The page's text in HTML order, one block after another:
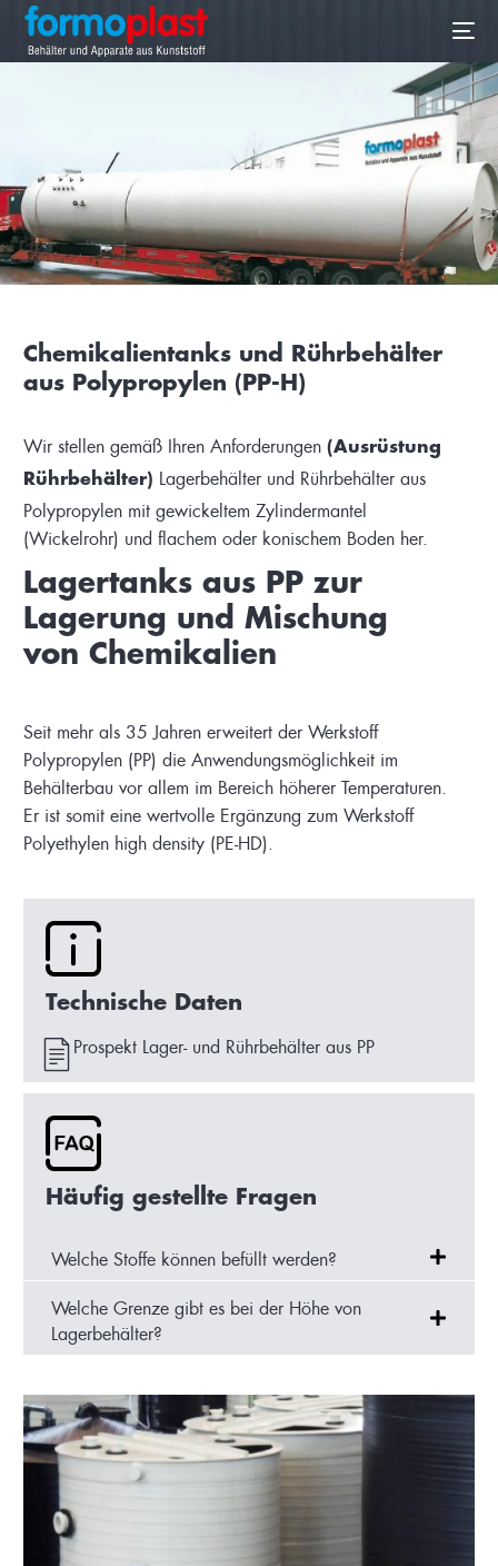
Chemikalientanks und Rührbehälter
aus Polypropylen (PP-H)
Wir stellen gemäß Ihren Anforderungen (Ausrüstung
Rührbehälter)
Lagerbehälter und Rührbehälter aus
Polypropylen mit gewickeltem Zylindermantel
(Wickelrohr) und flachem oder konischem Boden her.
Lagertanks aus PP zur
Lagerung und Mischung
von Chemikalien
Seit mehr als 35 Jahren erweitert der Werkstoff
Polypropylen (PP) die Anwendungsmöglichkeit im
Behälterbau vor allem im Bereich höherer Temperaturen.
Er ist somit eine wertvolle Ergänzung zum Werkstoff
Polyethylen high density (PE-HD).
Technische Daten
Prospekt Lager- und Rührbehälter aus PP
Häufig gestellte Fragen
Welche Stoffe können befüllt werden?​
Welche Grenze gibt es bei der Höhe von
Lagerbehälter?​